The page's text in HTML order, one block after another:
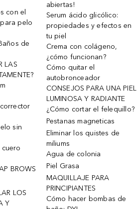
con el
pelo
de
LAS
sin
cuero
BROWS
LOS
Y
abiertas!
Serum ácido glicólico:
propiedades y efectos en
tu piel
Crema con colágeno,
¿cómo funcionan?
Cómo quitar el
autobronceador
CONSEJOS PARA UNA PIEL
LUMINOSA Y RADIANTE
¿Cómo cortar el felequillo?
Pestanas magneticas
Eliminar los quistes de
miliums
Agua de colonia
Piel Grasa
MAQUILLAJE PARA
PRINCIPIANTES
Cómo hacer bombas de